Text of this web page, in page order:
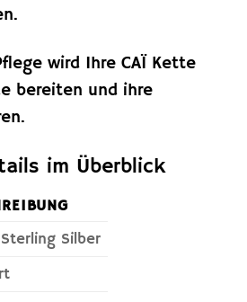
wird Ihre CAÏ Kette
bereiten und ihre
im Überblick
Silber